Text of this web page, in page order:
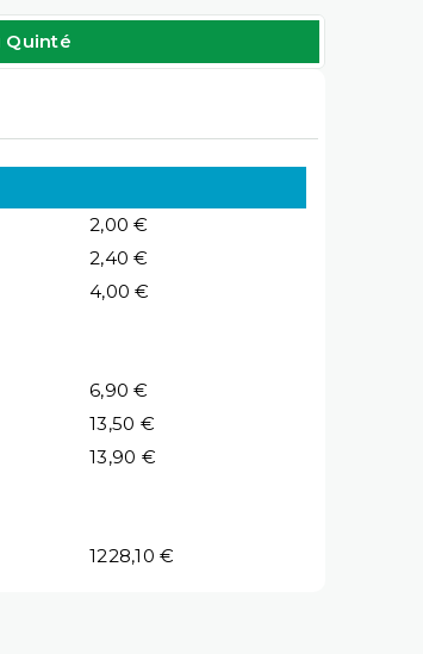
Quinté
2,00 €
2,40 €
4,00 €
6,90 €
13,50 €
13,90 €
1228,10 €